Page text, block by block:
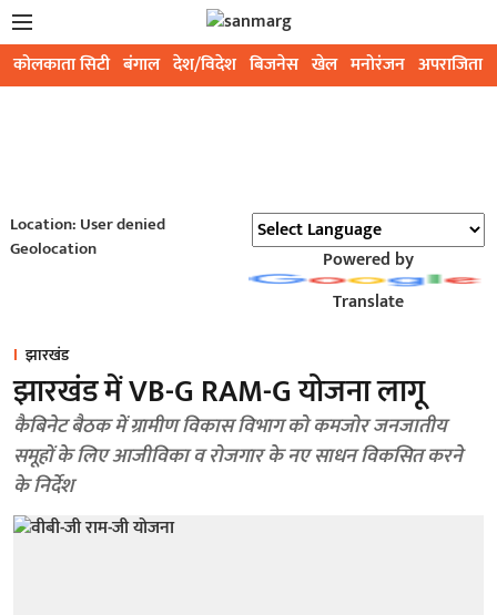
कोलकाता सिटी बंगाल देश/विदेश बिजनेस खेल मनोरंजन अपराजिता
Location: User denied
Geolocation
Powered by
Translate
झारखंड
झारखंड में VB-G RAM-G योजना लागू
कैबिनेट बैठक में ग्रामीण विकास विभाग को कमजोर जनजातीय
समूहों के लिए आजीविका व रोजगार के नए साधन विकसित करने
के निर्देश